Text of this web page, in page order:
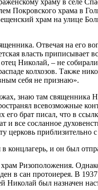
храму в селе
Покровского храма в
храм на улице
Отвечая на его
власть приписывает
Николай, – не
колхозов. Также
себя не признаю».
знаю там священника
всевозможные
брат писал, что в
все сосланное
церковь приблизительно
и он был
храм Ризоположения.
в сан протоиерея. В
был назначен